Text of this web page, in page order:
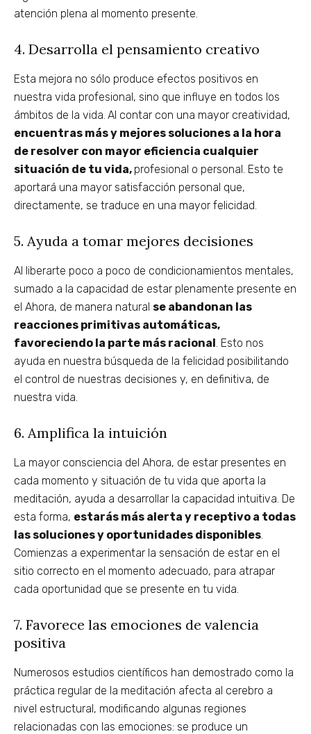
atención plena al momento presente.
4. Desarrolla el pensamiento creativo
Esta mejora no sólo produce efectos positivos en
nuestra vida profesional, sino que influye en todos los
ámbitos de la vida. Al contar con una mayor creatividad,
encuentras más y mejores soluciones a la hora
de resolver con mayor eficiencia cualquier
situación de tu vida, profesional o personal. Esto te
aportará una mayor satisfacción personal que,
directamente, se traduce en una mayor felicidad.
5. Ayuda a tomar mejores decisiones
Al liberarte poco a poco de condicionamientos mentales,
sumado a la capacidad de estar plenamente presente en
el Ahora, de manera natural se abandonan las
reacciones primitivas automáticas,
favoreciendo la parte más racional . Esto nos
ayuda en nuestra búsqueda de la felicidad posibilitando
el control de nuestras decisiones y, en definitiva, de
nuestra vida.
6. Amplifica la intuición
La mayor consciencia del Ahora, de estar presentes en
cada momento y situación de tu vida que aporta la
meditación, ayuda a desarrollar la capacidad intuitiva. De
esta forma, estarás más alerta y receptivo a todas
las soluciones y oportunidades disponibles
Comienzas a experimentar la sensación de estar en el
sitio correcto en el momento adecuado, para atrapar
cada oportunidad que se presente en tu vida.
7. Favorece las emociones de valencia
positiva
Numerosos estudios científicos han demostrado como la
práctica regular de la meditación afecta al cerebro a
nivel estructural, modificando algunas regiones
relacionadas con las emociones: se produce un